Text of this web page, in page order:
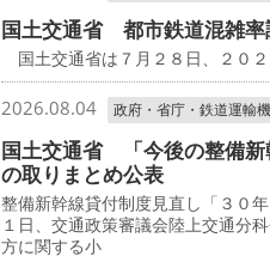
国土交通省 都市鉄道混雑
国土交通省は７月２８日、２０
2026.08.04 政府・省庁・鉄道運輸
国土交通省 「今後の整備新
の取りまとめ公表
整備新幹線貸付制度見直し「３０
１日、交通政策審議会陸上交通分
方に関する小